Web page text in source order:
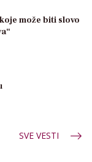
može biti slovo
SVE VESTI